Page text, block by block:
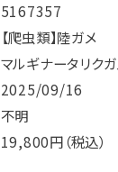
5167357
【爬虫類】陸ガメ
マルギナータリクガ
2025/09/16
不明
19,800円（税込）